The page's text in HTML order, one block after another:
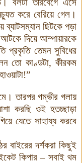
বলটা তীরবেগে এসে
করে বেরিয়ে গেল।
ব্যাটসম্যান ছিটকে পড়া
দিয়ে আম্পায়ারকে
প্রকৃতি তেমন সুবিধের
তো কাণ্ডটা, কীরকম
তারপর গম্ভীর গলায়
করছি ওই হতচ্ছাড়া
যেতে সাহায্য করবে
বাইরের দর্শকরা কিছুই
কিপার – সবাই থম